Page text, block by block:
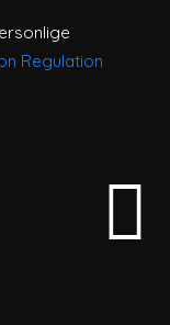
Regulation